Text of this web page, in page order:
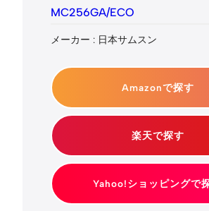
MC256GA/ECO
メーカー : 日本サムスン
Amazonで探す
楽天で探す
Yahoo!ショッピングで